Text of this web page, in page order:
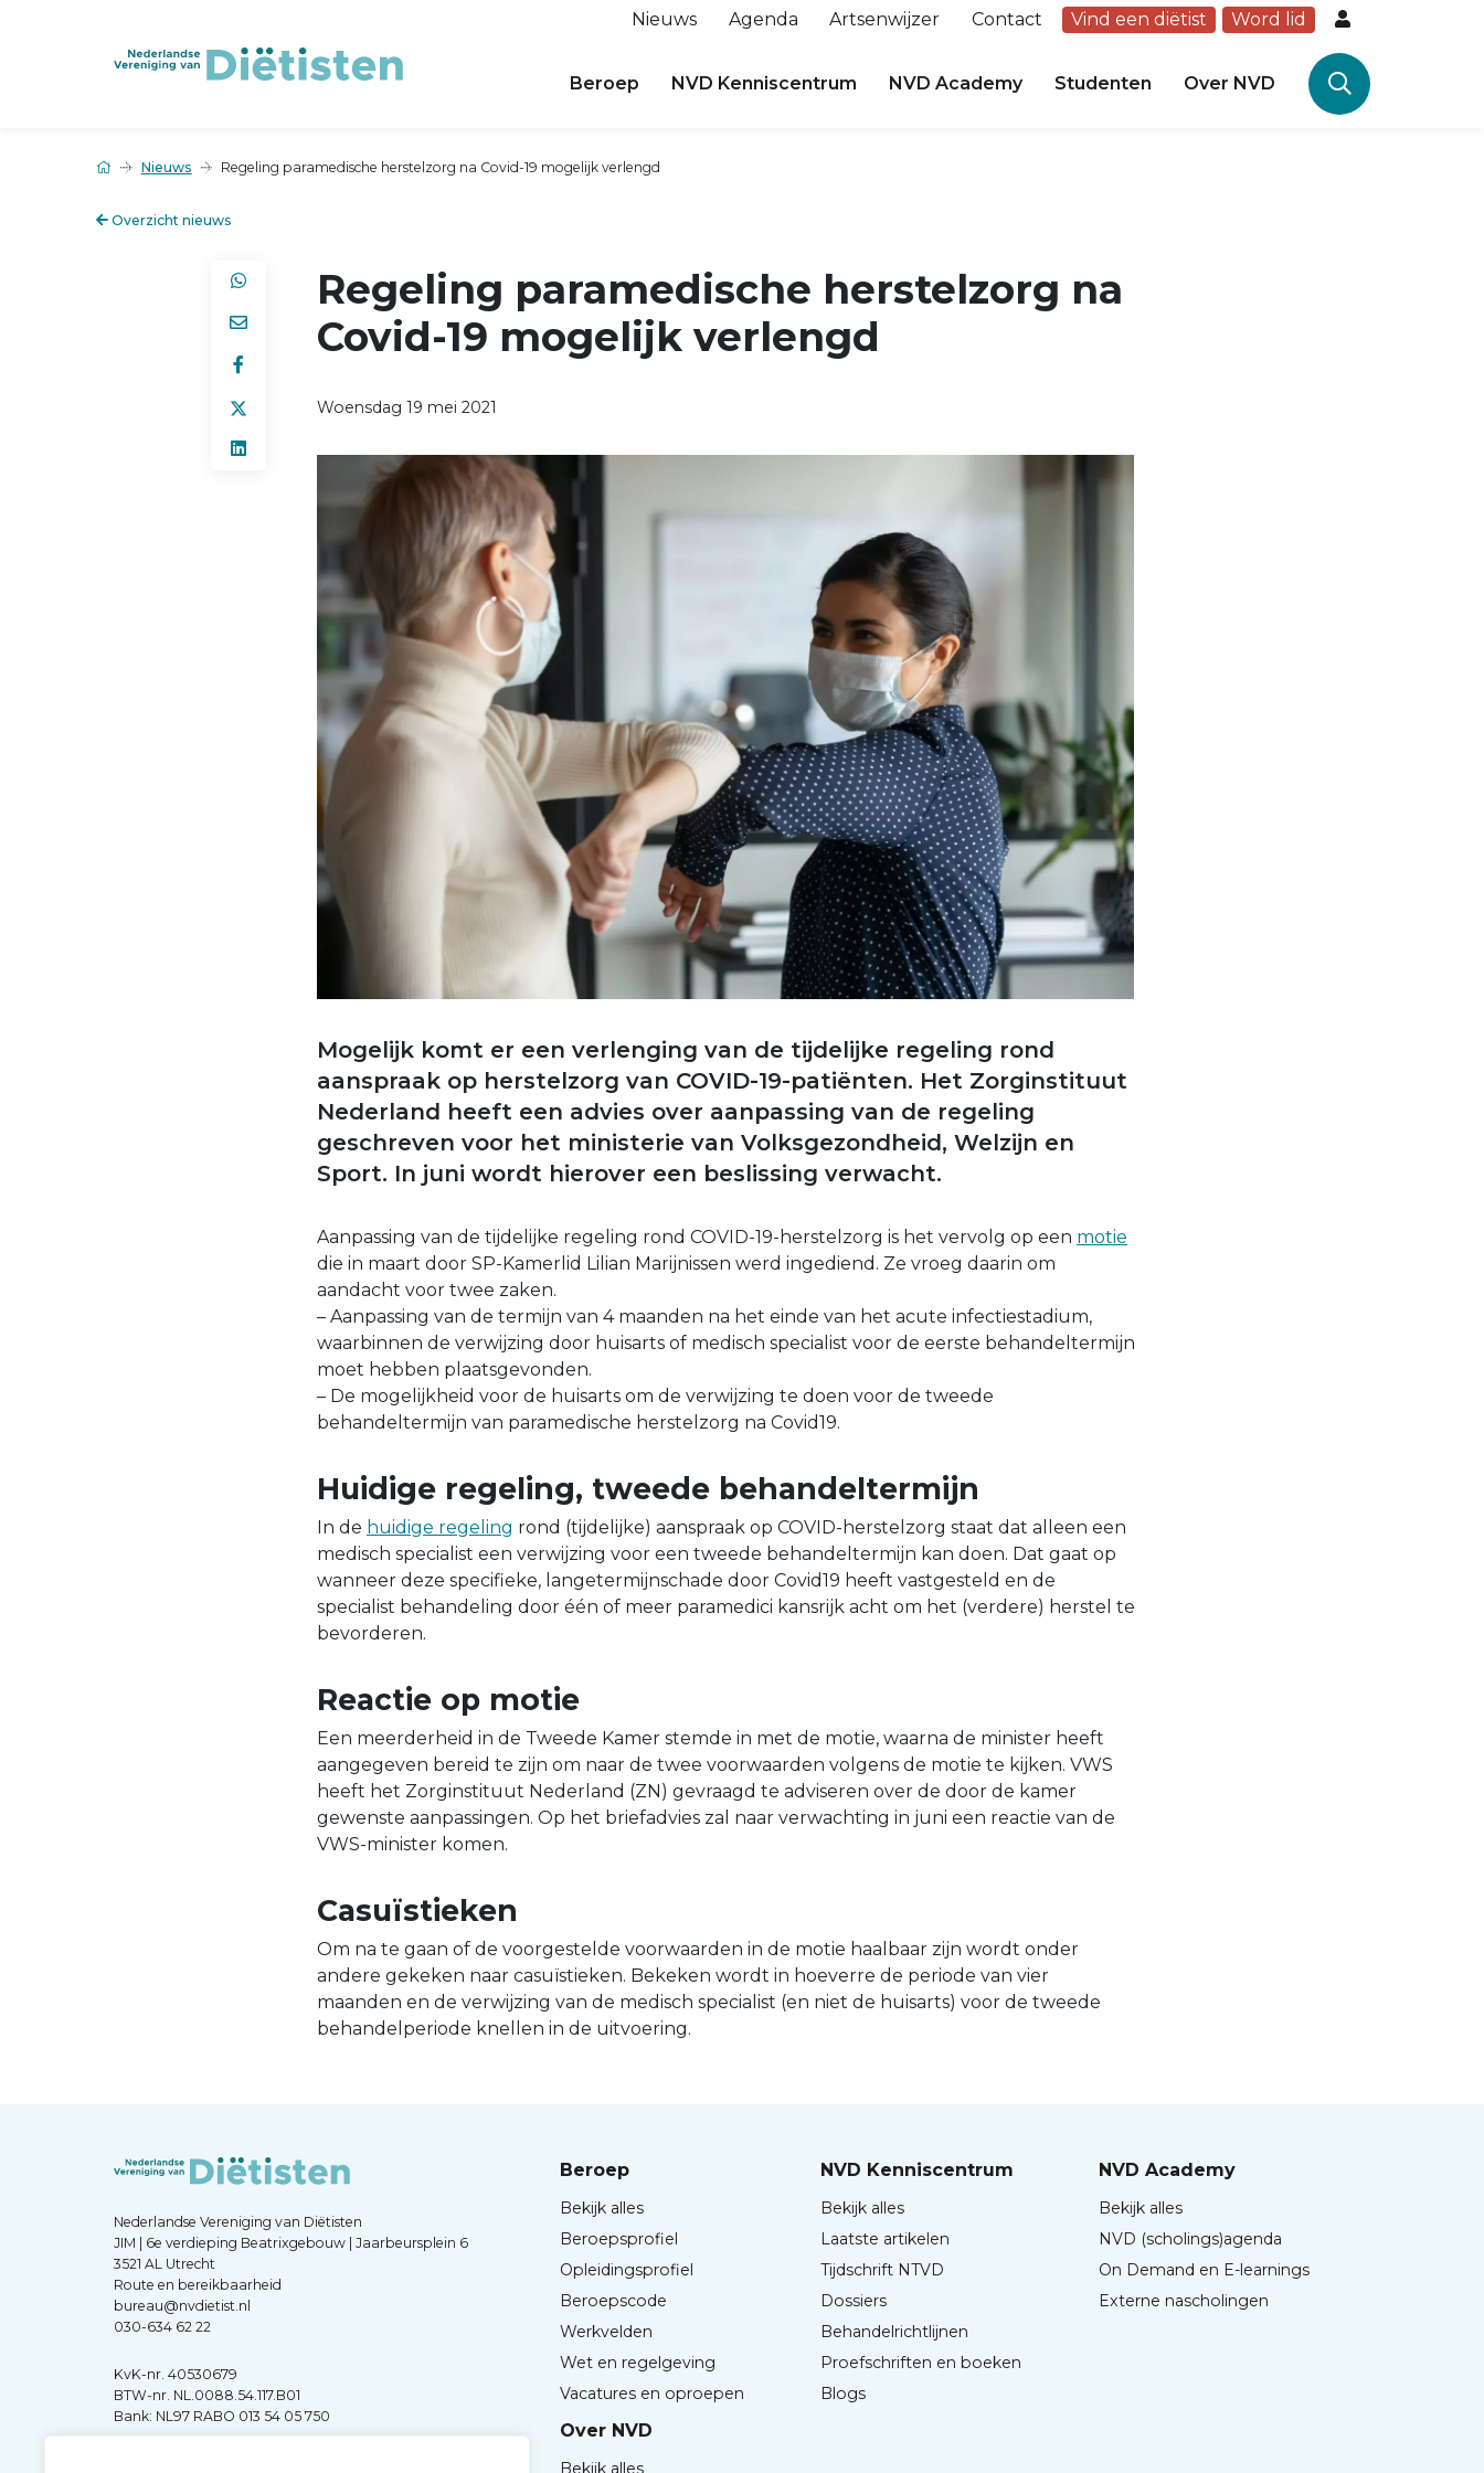
Nieuws Agenda Artsenwijzer Contact Vind een diëtist Word lid
Beroep NVD Kenniscentrum NVD Academy Studenten Over NVD
Nieuws Regeling paramedische herstelzorg na Covid-19 mogelijk verlengd
Overzicht nieuws
Regeling paramedische herstelzorg na
Covid-19 mogelijk verlengd
Woensdag 19 mei 2021
Mogelijk komt er een verlenging van de tijdelijke regeling rond
aanspraak op herstelzorg van COVID-19-patiënten. Het Zorginstituut
Nederland heeft een advies over aanpassing van de regeling
geschreven voor het ministerie van Volksgezondheid, Welzijn en
Sport. In juni wordt hierover een beslissing verwacht.
Aanpassing van de tijdelijke regeling rond COVID-19-herstelzorg is het vervolg op een motie
die in maart door SP-Kamerlid Lilian Marijnissen werd ingediend. Ze vroeg daarin om
aandacht voor twee zaken.
– Aanpassing van de termijn van 4 maanden na het einde van het acute infectiestadium,
waarbinnen de verwijzing door huisarts of medisch specialist voor de eerste behandeltermijn
moet hebben plaatsgevonden.
– De mogelijkheid voor de huisarts om de verwijzing te doen voor de tweede
behandeltermijn van paramedische herstelzorg na Covid19.
Huidige regeling, tweede behandeltermijn
In de huidige regeling rond (tijdelijke) aanspraak op COVID-herstelzorg staat dat alleen een
medisch specialist een verwijzing voor een tweede behandeltermijn kan doen. Dat gaat op
wanneer deze specifieke, langetermijnschade door Covid19 heeft vastgesteld en de
specialist behandeling door één of meer paramedici kansrijk acht om het (verdere) herstel te
bevorderen.
Reactie op motie
Een meerderheid in de Tweede Kamer stemde in met de motie, waarna de minister heeft
aangegeven bereid te zijn om naar de twee voorwaarden volgens de motie te kijken. VWS
heeft het Zorginstituut Nederland (ZN) gevraagd te adviseren over de door de kamer
gewenste aanpassingen. Op het briefadvies zal naar verwachting in juni een reactie van de
VWS-minister komen.
Casuïstieken
Om na te gaan of de voorgestelde voorwaarden in de motie haalbaar zijn wordt onder
andere gekeken naar casuïstieken. Bekeken wordt in hoeverre de periode van vier
maanden en de verwijzing van de medisch specialist (en niet de huisarts) voor de tweede
behandelperiode knellen in de uitvoering.
Nederlandse Vereniging van Diëtisten
JIM | 6e verdieping Beatrixgebouw | Jaarbeursplein 6
3521 AL Utrecht
Route en bereikbaarheid
bureau@nvdietist.nl
030-634 62 22
KvK-nr. 40530679
BTW-nr. NL.0088.54.117.B01
Bank: NL97 RABO 013 54 05 750
Beroep
Bekijk alles
Beroepsprofiel
Opleidingsprofiel
Beroepscode
Werkvelden
Wet en regelgeving
Vacatures en oproepen
NVD Kenniscentrum
Bekijk alles
Laatste artikelen
Tijdschrift NTVD
Dossiers
Behandelrichtlijnen
Proefschriften en boeken
Blogs
NVD Academy
Bekijk alles
NVD (scholings)agenda
On Demand en E-learnings
Externe nascholingen
Over NVD
Bekijk alles